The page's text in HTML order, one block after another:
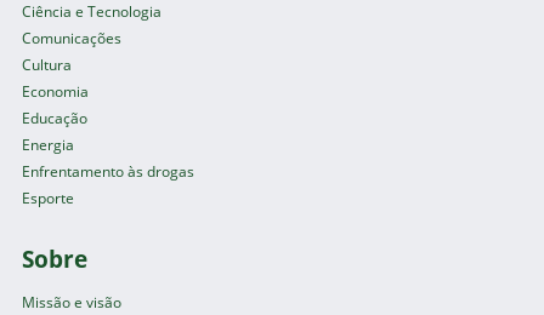
Ciência e Tecnologia
Comunicações
Cultura
Economia
Educação
Energia
Enfrentamento às drogas
Esporte
Sobre
Missão e visão